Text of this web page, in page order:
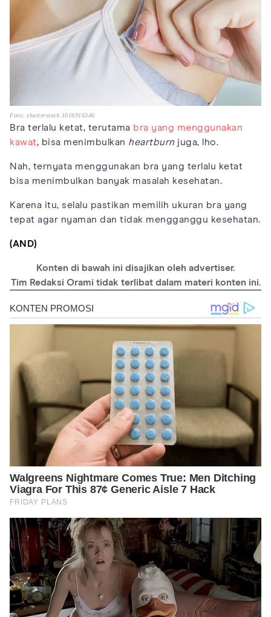
Foto: shutterstock 1016916346
Bra terlalu ketat, terutama bra yang menggunakan
kawat, bisa menimbulkan heartburn juga, lho.
Nah, ternyata menggunakan bra yang terlalu ketat
bisa menimbulkan banyak masalah kesehatan.
Karena itu, selalu pastikan memilih ukuran bra yang
tepat agar nyaman dan tidak mengganggu kesehatan.
(AND)
Konten di bawah ini disajikan oleh advertiser.
Tim Redaksi Orami tidak terlibat dalam materi konten ini.